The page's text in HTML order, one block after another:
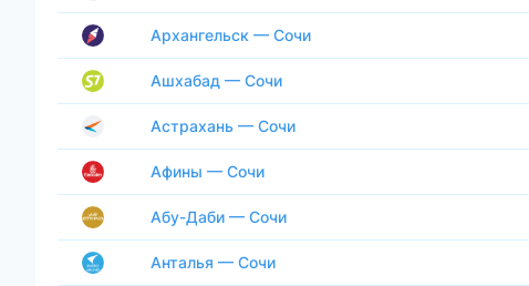
Архангельск — Сочи
Ашхабад — Сочи
Астрахань — Сочи
Афины — Сочи
Абу-Даби — Сочи
Анталья — Сочи